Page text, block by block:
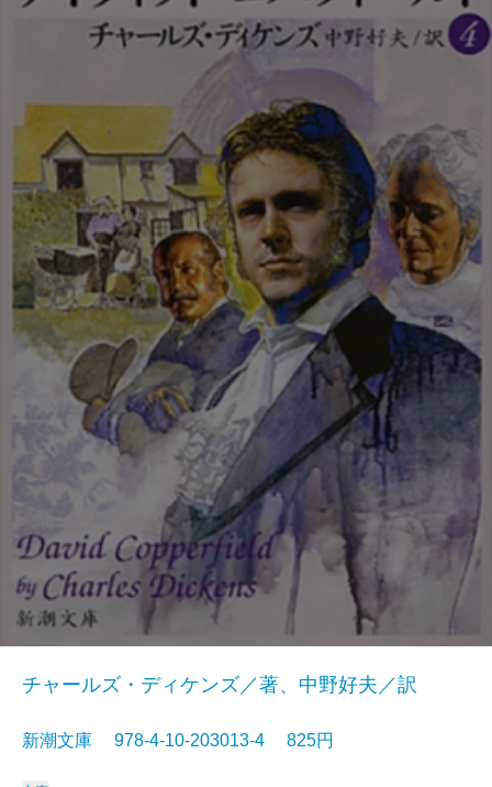
チャールズ・ディケンズ／著、中野好夫／訳
新潮文庫 978-4-10-203013-4 825円